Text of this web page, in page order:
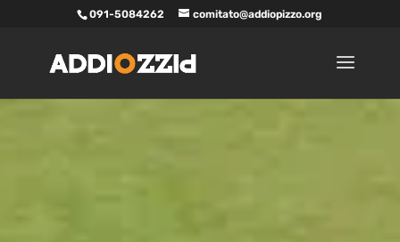
091-5084262 comitato@addiopizzo.org